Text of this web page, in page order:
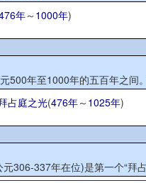
年～ 1000年)
500年至1000年的五百年之间
占庭之光(476年～ 1025年)
306-337年在位)是第一个“拜